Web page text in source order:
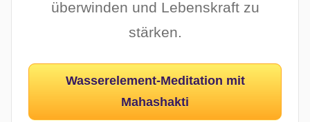
überwinden und Lebenskraft zu
stärken.
Wasserelement-Meditation mit
Mahashakti